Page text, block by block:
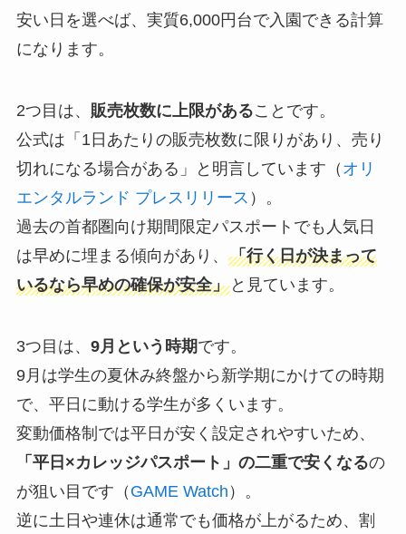
安い日を選べば、実質6,000円台で入園できる計算
になります。
2つ目は、 販売枚数に上限があることです。
公式は「1日あたりの販売枚数に限りがあり、売り
切れになる場合がある」と明言しています（ オリ
エンタルランド プレスリリース ）。
過去の首都圏向け期間限定パスポートでも人気日
は早めに埋まる傾向があり、 「行く日が決まって
いるなら早めの確保が安全」と見ています。
3つ目は、 9月という時期です。
9月は学生の夏休み終盤から新学期にかけての時期
で、平日に動ける学生が多くいます。
変動価格制では平日が安く設定されやすいため、
「平日×カレッジパスポート」の二重で安くなるの
が狙い目です（ GAME Watch ）。
逆に土日や連休は通常でも価格が上がるため、割